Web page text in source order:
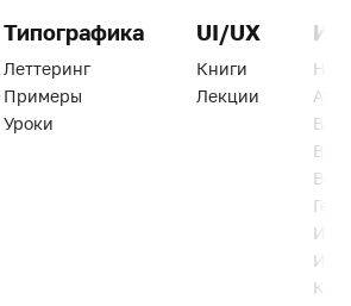
Типографика
Леттеринг
Примеры
Уроки
UI/UX
Книги
Лекции
Веб